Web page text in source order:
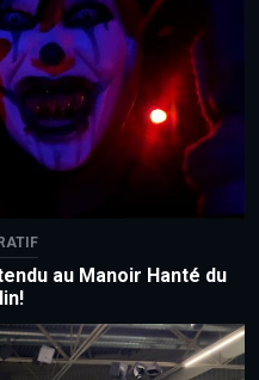
au Manoir Hanté du